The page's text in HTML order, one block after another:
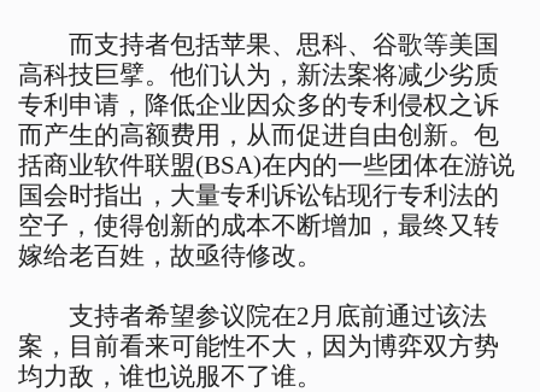
而支持者包括苹果、思科、谷歌等美国
高科技巨擘。他们认为，新法案将减少劣质
专利申请，降低企业因众多的专利侵权之诉
而产生的高额费用，从而促进自由创新。包
括商业软件联盟(BSA)在内的一些团体在游说
国会时指出，大量专利诉讼钻现行专利法的
空子，使得创新的成本不断增加，最终又转
嫁给老百姓，故亟待修改。
支持者希望参议院在2月底前通过该法
案，目前看来可能性不大，因为博弈双方势
均力敌，谁也说服不了谁。